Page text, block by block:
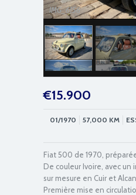
IMG_6156
€15.900
01/1970 57,000 KM
Fiat 500 de 1970,
De couleur Ivoire, avec
sur mesure en Cuir et
Première mise en